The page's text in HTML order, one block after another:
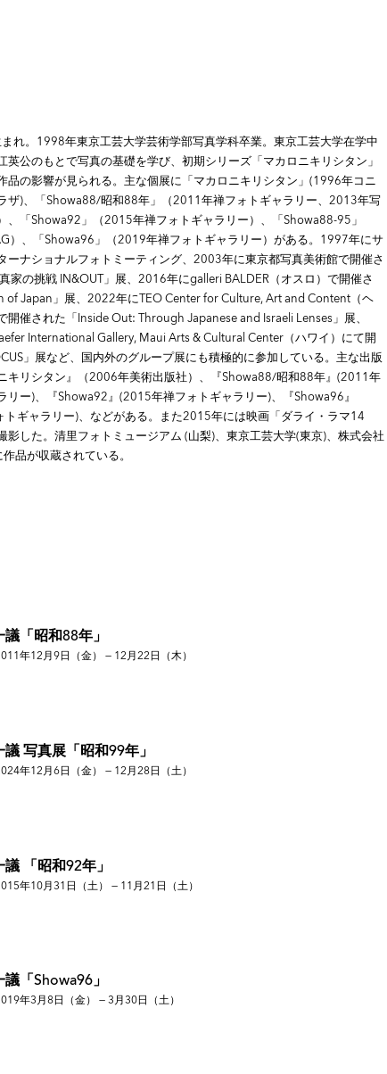
れ。1998年東京工芸大学芸術学部写真学科卒業。東京工芸大学在学中
英公のもとで写真の基礎を学び、初期シリーズ「マカロニキリシタン」
品の影響が見られる。主な個展に「マカロニキリシタン」(1996年コニ
ザ)、「Showa88/昭和88年」（2011年禅フォトギャラリー、2013年写
、「Showa92」（2015年禅フォトギャラリー）、「Showa88-95」
）、「Showa96」（2019年禅フォトギャラリー）がある。1997年にサ
ーナショナルフォトミーティング、2003年に東京都写真美術館で開催さ
家の挑戦 IN&OUT」展、2016年にgalleri BALDER（オスロ）で開催さ
of Japan」展、2022年にTEO Center for Culture, Art and Content（ヘ
開催された「Inside Out: Through Japanese and Israeli Lenses」展、
International Gallery, Maui Arts & Cultural Center（ハワイ）にて開
」展など、国内外のグループ展にも積極的に参加している。主な出版
キリシタン』（2006年美術出版社）、『Showa88/昭和88年』(2011年
リー)、『Showa92』(2015年禅フォトギャラリー)、『Showa96』
トギャラリー)、などがある。また2015年には映画「ダライ・ラマ14
影した。清里フォトミュージアム (山梨)、東京工芸大学(東京)、株式会社
品が収蔵されている。
「昭和88年」
年12月9日（金） — 12月22日（木）
議 写真展「昭和99年」
年12月6日（金） — 12月28日（土）
「昭和92年」
年10月31日（土） — 11月21日（土）
「Showa96」
年3月8日（金） — 3月30日（土）